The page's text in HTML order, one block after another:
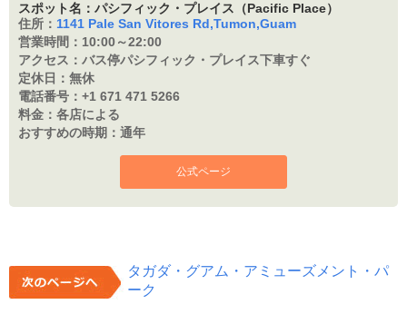
スポット名：パシフィック・プレイス（Pacific Place）
住所： 1141 Pale San Vitores Rd,Tumon,Guam
営業時間： 10:00～22:00
アクセス： バス停パシフィック・プレイス下車すぐ
定休日： 無休
電話番号： +1 671 471 5266
料金： 各店による
おすすめの時期： 通年
公式ページ
タガダ・グアム・アミューズメント・パ
ーク